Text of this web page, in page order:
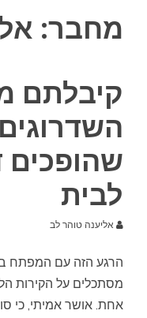
מחבר:
קיבלתם
שהופכים
לבית
אליענה טוהר לב
הרגע הזה עם המפתח
מסתכלים על הקירות
אחת. אושר אמיתי, כי